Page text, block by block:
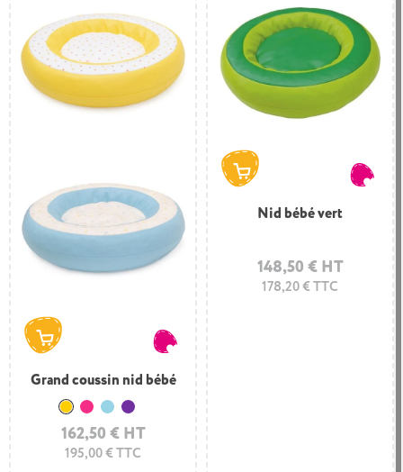
Grand coussin nid bébé
162,50 € HT
195,00 € TTC
Jaune
RoseBleu clair
Violet
Nid bébé vert
148,50 € HT
178,20 € TTC